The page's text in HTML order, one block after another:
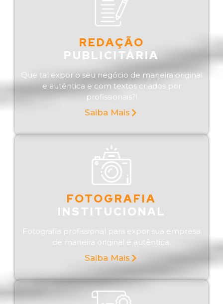
REDAÇÃO
PUBLICITÁRIA
Que tal expor o seu negócio de maneira original
e autêntica e com textos criados por
profissionais?!
Saiba Mais
FOTOGRAFIA
INSTITUCIONAL
Fotografia profissional para expor sua empresa
de maneira original e autêntica.
Saiba Mais